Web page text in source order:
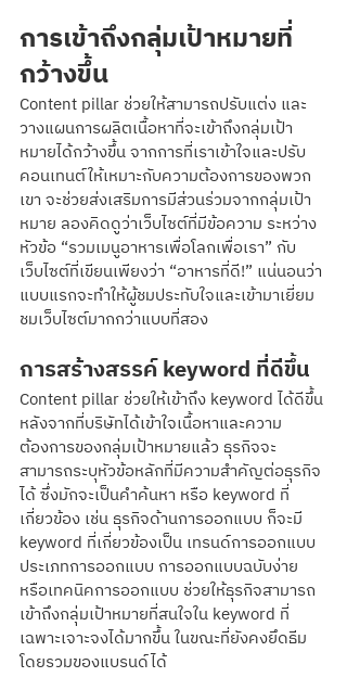
การเข้าถึงกลุ่มเป้าหมายที่
กว้างขึ้น
Content pillar ช่วยให้สามารถปรับแต่ง และ
วางแผนการผลิตเนื้อหาที่จะเข้าถึงกลุ่มเป้า
หมายได้กว้างขึ้น จากการที่เราเข้าใจและปรับ
คอนเทนต์ให้เหมาะกับความต้องการของพวก
เขา จะช่วยส่งเสริมการมีส่วนร่วมจากกลุ่มเป้า
หมาย ลองคิดดูว่าเว็บไซต์ที่มีข้อความ ระหว่าง
หัวข้อ “รวมเมนูอาหารเพื่อโลกเพื่อเรา” กับ
เว็บไซต์ที่เขียนเพียงว่า “อาหารที่ดี!” แน่นอนว่า
แบบแรกจะทำให้ผู้ชมประทับใจและเข้ามาเยี่ยม
ชมเว็บไซต์มากกว่าแบบที่สอง
การสร้างสรรค์ keyword ที่ดีขึ้น
Content pillar ช่วยให้เข้าถึง keyword ได้ดีขึ้น
หลังจากที่บริษัทได้เข้าใจเนื้อหาและความ
ต้องการของกลุ่มเป้าหมายแล้ว ธุรกิจจะ
สามารถระบุหัวข้อหลักที่มีความสำคัญต่อธุรกิจ
ได้ ซึ่งมักจะเป็นคำค้นหา หรือ keyword ที่
เกี่ยวข้อง เช่น ธุรกิจด้านการออกแบบ ก็จะมี
keyword ที่เกี่ยวข้องเป็น เทรนด์การออกแบบ
ประเภทการออกแบบ การออกแบบฉบับง่าย
หรือเทคนิคการออกแบบ ช่วยให้ธุรกิจสามารถ
เข้าถึงกลุ่มเป้าหมายที่สนใจใน keyword ที่
เฉพาะเจาะจงได้มากขึ้น ในขณะที่ยังคงยึดธีม
โดยรวมของแบรนด์ได้